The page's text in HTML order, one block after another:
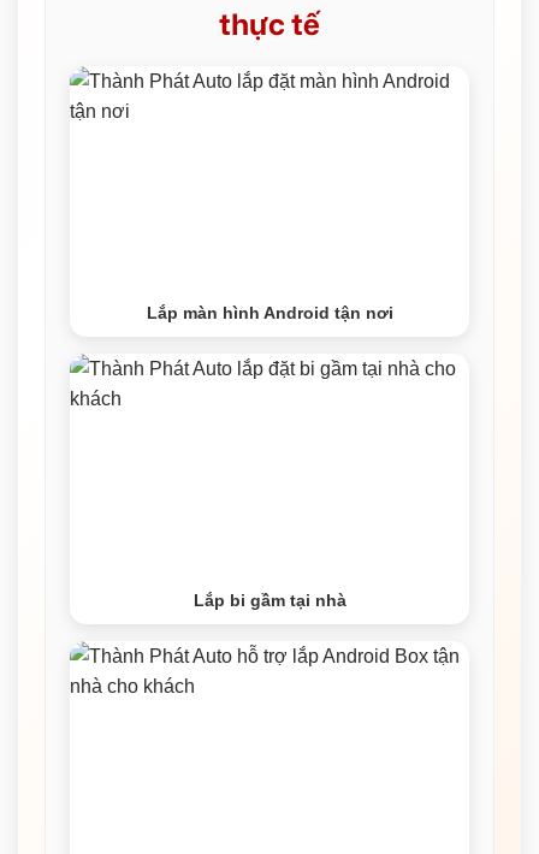
thực tế
Lắp màn hình Android tận nơi
Lắp bi gầm tại nhà